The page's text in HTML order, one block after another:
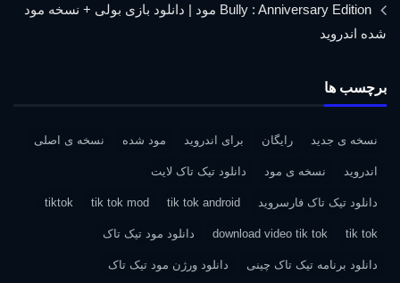
Bully : Anniversary Edition مود | دانلود بازی بولی + نسخه مود
شده اندروید
برچسب ها
نسخه ی جدید رایگان برای اندروید مود شده نسخه ی اصلی
اندروید نسخه ی مود دانلود تیک تاک لایت
دانلود تیک تاک فارسروید tik tok android
tik tok mod
tiktok
tik tok
download video tik tok دانلود مود تیک تاک
دانلود برنامه تیک تاک چینی دانلود ورژن مود تیک تاک